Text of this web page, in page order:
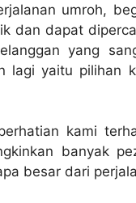
umroh,
dan dapat
yang
lagi yaitu pilihan
kami
banyak
besar dari